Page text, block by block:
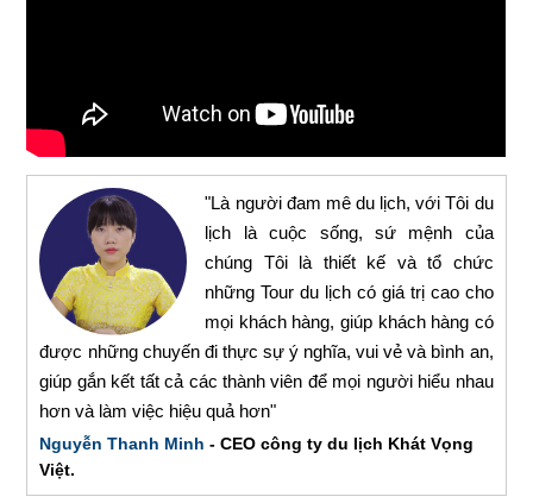
"Là người đam mê du lịch, với Tôi du
lịch là cuộc sống, sứ mệnh của
chúng Tôi là thiết kế và tổ chức
những Tour du lịch có giá trị cao cho
mọi khách hàng, giúp khách hàng có
được những chuyến đi thực sự ý nghĩa, vui vẻ và bình an,
giúp gắn kết tất cả các thành viên để mọi người hiểu nhau
hơn và làm việc hiệu quả hơn"
Nguyễn Thanh Minh - CEO công ty du lịch Khát Vọng
Việt.